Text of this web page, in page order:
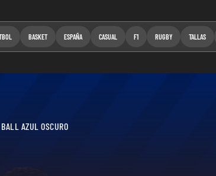
BASKET ESPAÑA CASUAL F1 RUGBY TALLAS
AZUL OSCURO